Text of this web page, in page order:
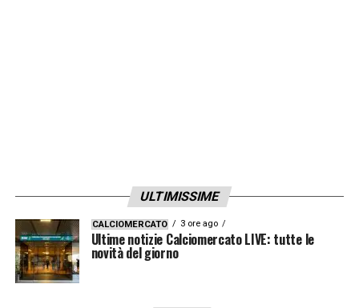
ULTIMISSIME
CALCIOMERCATO 3 ore ago
Ultime notizie Calciomercato LIVE: tutte le
novità del giorno